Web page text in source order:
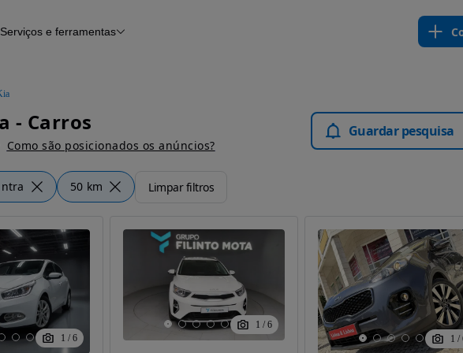
Serviços e ferramentas
- Carros
Como são posicionados os anúncios?
Guardar pesquisa
50 km Limpar filtros
1 / 6
1 / 6
1 /